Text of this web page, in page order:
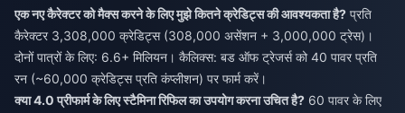
एक नए कैरेक्टर को मैक्स करने के लिए मुझे कितने क्रेडिट्स की आवश्यकता है? प्रति
कैरेक्टर 3,308,000 क्रेडिट्स (308,000 असेंशन + 3,000,000 ट्रेस)।
दोनों पात्रों के लिए: 6.6+ मिलियन। कैलिक्स: बड ऑफ ट्रेजर्स को 40 पावर प्रति
रन (~60,000 क्रेडिट्स प्रति कंप्लीशन) पर फार्म करें।
क्या 4.0 प्रीफार्म के लिए स्टैमिना रिफिल का उपयोग करना उचित है? 60 पावर के लिए